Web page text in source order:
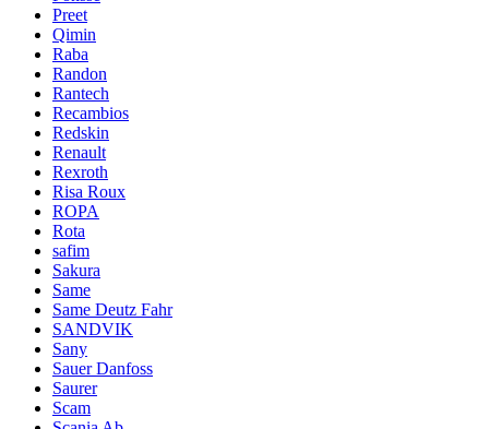
Preet
Qimin
Raba
Randon
Rantech
Recambios
Redskin
Renault
Rexroth
Risa Roux
ROPA
Rota
safim
Sakura
Same
Same Deutz Fahr
SANDVIK
Sany
Sauer Danfoss
Saurer
Scam